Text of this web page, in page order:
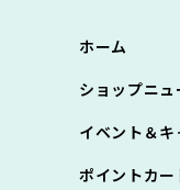
ホーム
ショップニュ
イベント＆キ
ポイントカー